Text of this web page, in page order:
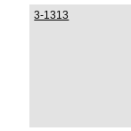
3-1313